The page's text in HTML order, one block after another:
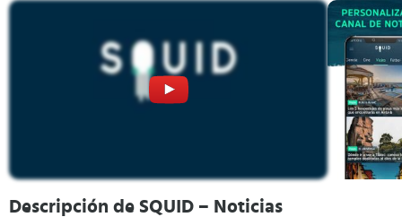
Descripción de SQUID – Noticias